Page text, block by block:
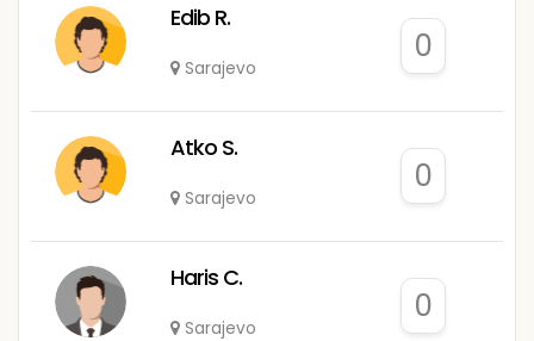
Edib R.
Sarajevo
0
Atko S.
Sarajevo
0
Haris C.
Sarajevo
0